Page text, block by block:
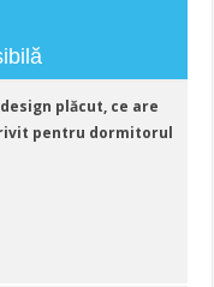
plăcut, ce are
pentru dormitorul